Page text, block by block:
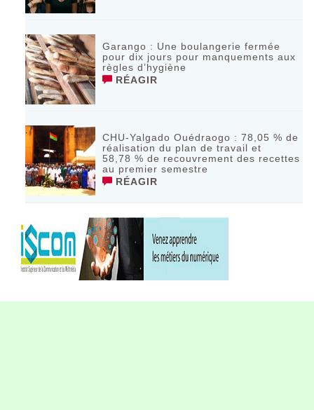
Garango : Une boulangerie fermée
pour dix jours pour manquements aux
règles d’hygiène
RÉAGIR
CHU-Yalgado Ouédraogo : 78,05 % de
réalisation du plan de travail et
58,78 % de recouvrement des recettes
au premier semestre
RÉAGIR